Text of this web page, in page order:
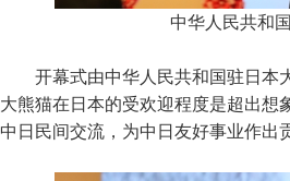
中华人民共和
开幕式由中华人民共和国驻日本
大熊猫在日本的受欢迎程度是超出想
中日民间交流，为中日友好事业作出